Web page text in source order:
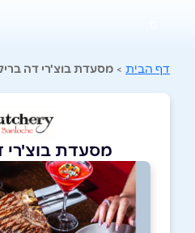
דף הבית > מסעדת בוצ'רי דה
מסעדת בוצ'רי